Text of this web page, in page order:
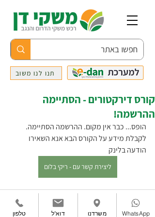
תנו לנו משוב
קורס דירקטורים - הסתיימה
ההרשמה!
הופס... כבר אין מקום. ההרשמה הסתיימה.
לקבלת מידע על הקורס הבא אנא השאירו
הודעה בלינק
ליצירת קשר עם - ריקי בלום
טלפון דוא"ל משרדנו WhatsApp